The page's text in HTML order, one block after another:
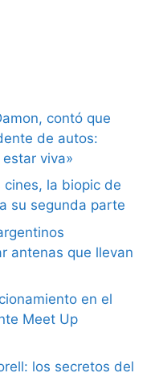
contó que
de autos:
viva»
cines, la biopic de
su segunda parte
antenas que llevan
en el
Meet Up
los secretos del